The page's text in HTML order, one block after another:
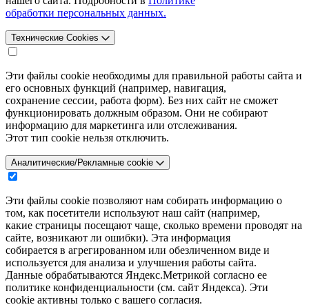
обработки персональных данных.
Технические Cookies
Эти файлы cookie необходимы для правильной работы сайта и
его основных функций (например, навигация,
сохранение сессии, работа форм). Без них сайт не сможет
функционировать должным образом. Они не собирают
информацию для маркетинга или отслеживания.
Этот тип cookie нельзя отключить.
Аналитические/Рекламные cookie
Эти файлы cookie позволяют нам собирать информацию о
том, как посетители используют наш сайт (например,
какие страницы посещают чаще, сколько времени проводят на
сайте, возникают ли ошибки). Эта информация
собирается в агрегированном или обезличенном виде и
используется для анализа и улучшения работы сайта.
Данные обрабатываются Яндекс.Метрикой согласно ее
политике конфиденциальности (см. сайт Яндекса). Эти
cookie активны только с вашего согласия.